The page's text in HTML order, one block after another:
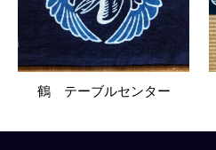
鶴 テーブルセンター